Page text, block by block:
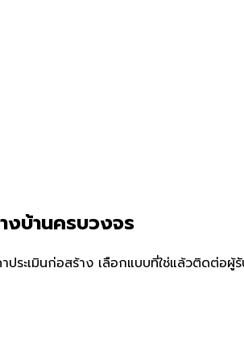
งบ้านครบวงจร
ระเมินก่อสร้าง เลือกแบบที่ใช่แล้วติดต่อผู้